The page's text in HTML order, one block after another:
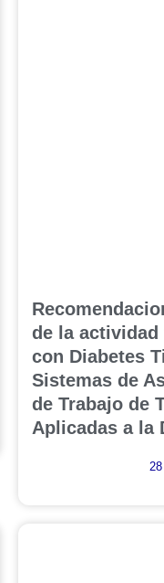
de la
con Diabetes
Sistemas de
de Trabajo de
Aplicadas a la